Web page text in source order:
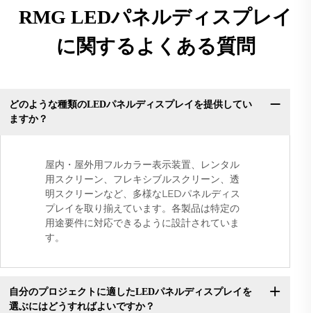
RMG LEDパネルディスプレイ
に関するよくある質問
どのような種類のLEDパネルディスプレイを提供してい
ますか？
屋内・屋外用フルカラー表示装置、レンタル
用スクリーン、フレキシブルスクリーン、透
明スクリーンなど、多様なLEDパネルディス
プレイを取り揃えています。各製品は特定の
用途要件に対応できるように設計されていま
す。
自分のプロジェクトに適したLEDパネルディスプレイを
選ぶにはどうすればよいですか？